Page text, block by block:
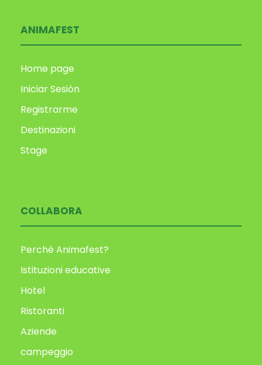
ANIMAFEST
Home page
Iniciar Sesión
Registrarme
Destinazioni
Stage
COLLABORA
Perché Animafest?
Istituzioni educative
Hotel
Ristoranti
Aziende
campeggio